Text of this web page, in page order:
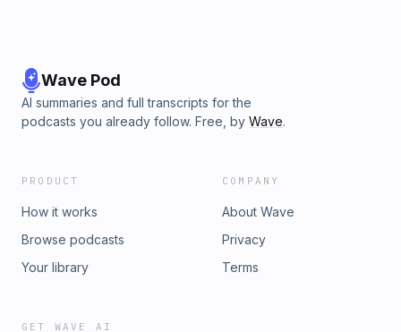
Wave Pod
AI summaries and full transcripts for the
podcasts you already follow. Free, by Wave.
PRODUCT
How it works
Browse podcasts
Your library
COMPANY
About Wave
Privacy
Terms
GET WAVE AI